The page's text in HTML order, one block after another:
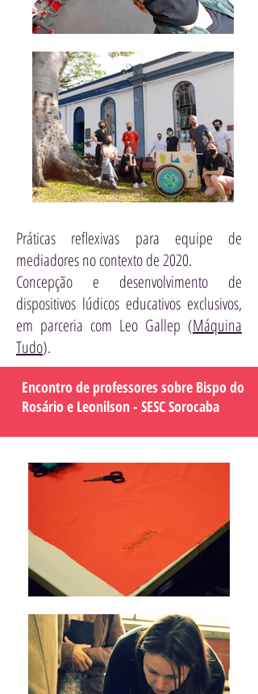
Práticas reflexivas para equipe de
mediadores no contexto de 2020.
Concepção e desenvolvimento de
dispositivos lúdicos educativos exclusivos,
em parceria com Leo Gallep (Máquina
Tudo).
Encontro de professores sobre Bispo do
Rosário e Leonilson - SESC Sorocaba